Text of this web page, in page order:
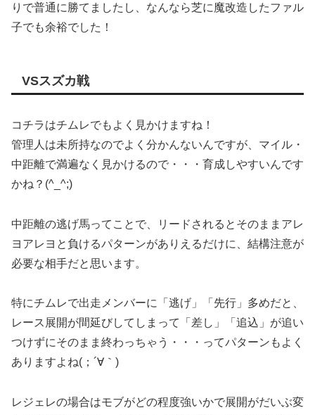
りで普通に勝てましたし、なんなら芝に魔改造したファル
子でも余裕でした！
VSスズカ戦
コチラはチムレでもよく見かけますね！
管理人は未所持なのでよく分かんないんですが、マイル・
中距離で満遍なく見かけるので・・・育成しやすいんです
かね？(^_^;)
中距離の逃げ馬ってことで、リードされるとそのままアレ
ヨアレヨと負けるパターンがありえるだけに、結構注意が
必要な相手だと思います。
特にチムレで出走メンバーに「逃げ」「先行」多めだと、
レース展開が間延びしてしまって「差し」「追込」が追い
つけずにそのまま終わっちゃう・・・ってパターンもよく
ありますよね(；´∀｀)
レジェレの場合はモブがどの程度強いかで展開がだいぶ変